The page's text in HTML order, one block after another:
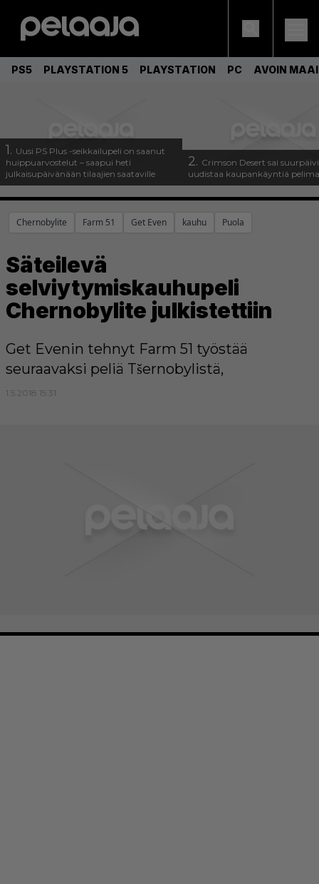
PS5 PLAYSTATION 5 PLAYSTATION PC AVOIN
1. Uusi PS Plus -seikkailupeli on saanut
huippuarvostelut – saapui heti
julkaisupäivänään tilaajien saataville
2. Crimson Desert sai
uudistaa kaupankäyntiä
Chernobylite Farm 51 Get Even kauhu Puola
Säteilevä
selviytymiskauhupeli
Chernobylite julkistettiin
Get Evenin tehnyt Farm 51 työstää
seuraavaksi peliä Tšernobylistä,
1.5.2018 15:31